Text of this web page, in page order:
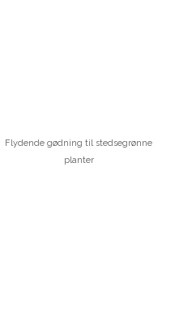
Flydende gødning til stedsegrønne
planter